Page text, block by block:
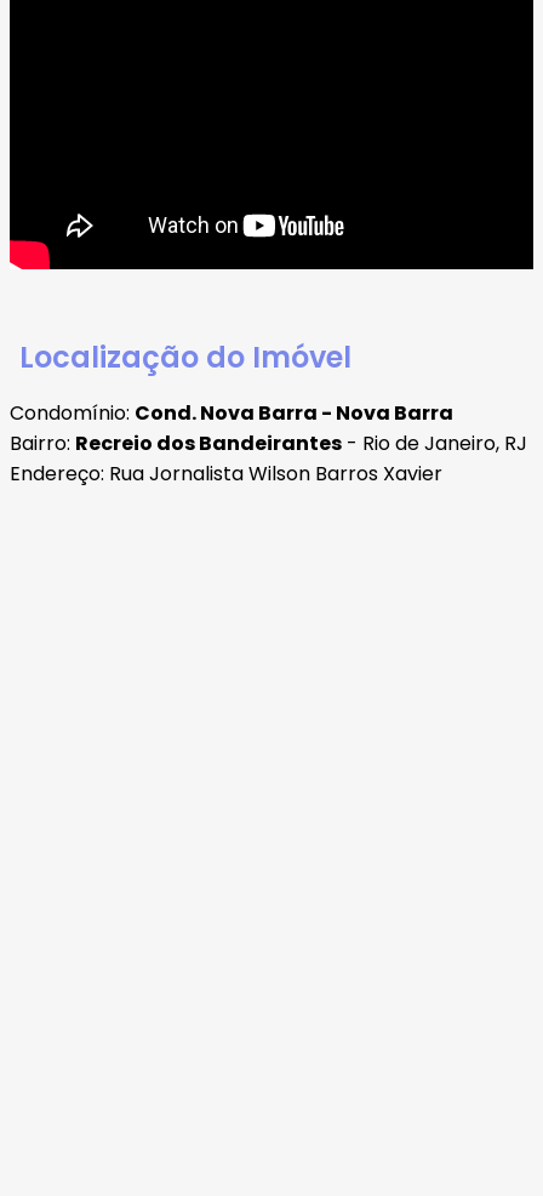
Localização do Imóvel
Condomínio: Cond. Nova Barra - Nova Barra
Bairro: Recreio dos Bandeirantes - Rio de Janeiro, RJ
Endereço: Rua Jornalista Wilson Barros Xavier